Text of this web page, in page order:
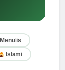
Menulis
Islami